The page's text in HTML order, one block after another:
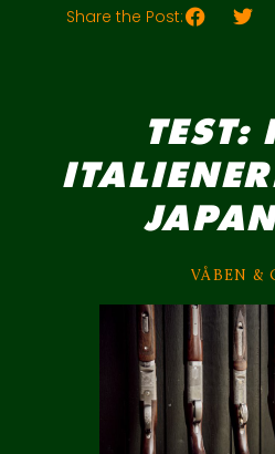
Share the Post:
TEST:
VÅBEN &